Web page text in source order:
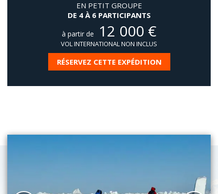
EN PETIT GROUPE
DE 4 À 6 PARTICIPANTS
à partir de 12 000 €
VOL INTERNATIONAL NON INCLUS
RÉSERVEZ CETTE EXPÉDITION